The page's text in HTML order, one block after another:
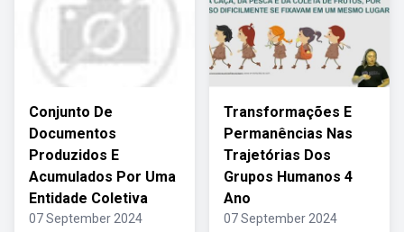
Conjunto De
Documentos
Produzidos E
Acumulados Por Uma
Entidade Coletiva
07 September 2024
Transformações E
Permanências Nas
Trajetórias Dos
Grupos Humanos 4
Ano
07 September 2024